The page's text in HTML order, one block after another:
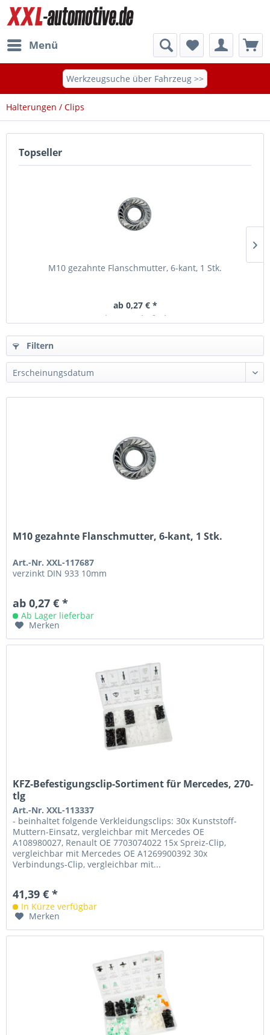
Menü
Werkzeugsuche über Fahrzeug >>
Halterungen / Clips
Topseller
M10 gezahnte Flanschmutter, 6-kant, 1 Stk.
ab 0,27 € *
Ab Lager lieferbar
Filtern
M10 gezahnte Flanschmutter, 6-kant, 1 Stk.
Art.-Nr. XXL-117687
verzinkt DIN 933 10mm
ab 0,27 € *
Ab Lager lieferbar
Merken
KFZ-Befestigungsclip-Sortiment für Mercedes, 270-
tlg
Art.-Nr. XXL-113337
- beinhaltet folgende Verkleidungsclips: 30x Kunststoff-
Muttern-Einsatz, vergleichbar mit Mercedes OE
A108980027, Renault OE 7703074022 15x Spreiz-Clip,
vergleichbar mit Mercedes OE A1269900392 30x
Verbindungs-Clip, vergleichbar mit...
41,39 € *
In Kürze verfügbar
Merken